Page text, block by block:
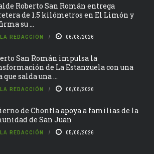
Roberto San Román entrega
de 1.5 kilómetros en El Limón y
su ...
LA REDACCIÓN 06/08/2026
San Román impulsa la
de La Estanzuela con una
que salda una ...
LA REDACCIÓN 06/08/2026
de Chontla apoya a familias de la
de San Juan
LA REDACCIÓN 05/08/2026